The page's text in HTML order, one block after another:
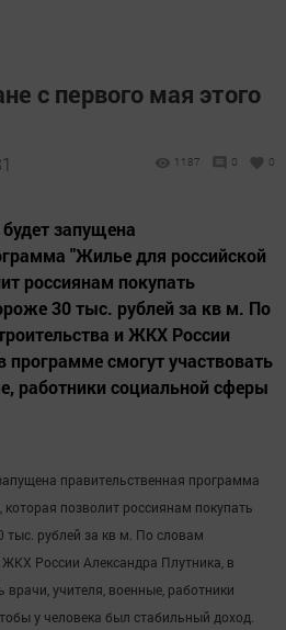
с первого мая этого
1187 0 0
запущена
"Жилье для российской
россиянам покупать
30 тыс. рублей за кв м. По
и ЖКХ России
программе смогут участвовать
работники социальной сферы
правительственная программа
позволит россиянам покупать
тыс. рублей за кв м. По словам
России Александра Плутника, в
врачи, учителя, военные, работники
у человека был стабильный доход.